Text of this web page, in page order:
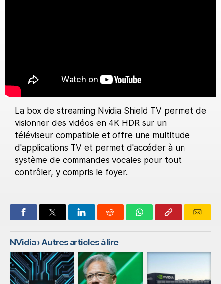
La box de streaming Nvidia Shield TV permet de
visionner des vidéos en 4K HDR sur un
téléviseur compatible et offre une multitude
d'applications TV et permet d'accéder à un
système de commandes vocales pour tout
contrôler, y compris le foyer.
NVidia› Autres articles à lire